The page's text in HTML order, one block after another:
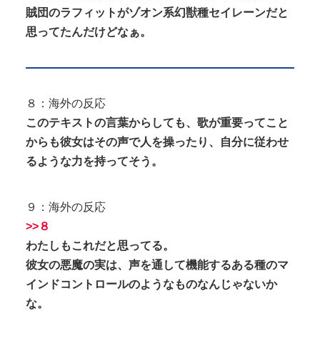
賊団のラフィットがゾオン系幻獣種セイレーンだと
思ってたんだけどなぁ。
８：海外の反応
このテキストの言葉からしても、歌が重要ってこと
からも彼女はその声で人を操ったり、自分に従わせ
るような力を持ってそう。
９：海外の反応
>>８
わたしもこれだと思ってる。
彼女の悪魔の実は、声を通して機能するある種のマ
インドコントロールのようなものなんじゃないか
な。